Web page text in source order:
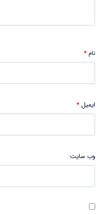
نام*
ایمیل*
وب‌ سایت